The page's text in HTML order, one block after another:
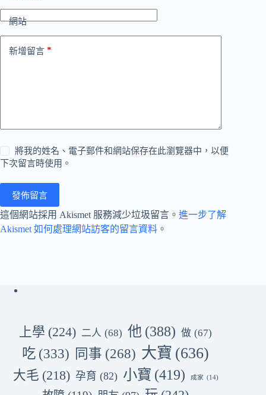
網站
新增留言 *
將我的姓名、電子郵件和網站保存在此瀏覽器中，以便
下次留言時使用。
發佈留言
這個網站採用 Akismet 服務減少垃圾留言。 進一步了解
Akismet 如何處理網站訪客的留言資料 。
上學 (224) 二人 (68) 他 (388) 做 (67)
吃 (333) 同事 (268) 大寶 (636)
大毛 (218) 孕育 (82) 小寶 (419) 成家 (14)